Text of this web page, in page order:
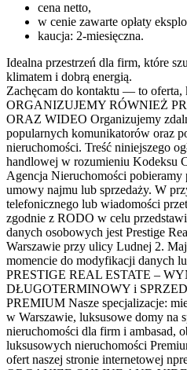
cena netto,
w cenie zawarte opłaty
kaucja: 2-miesięczna.
Idealna przestrzeń dla firm, które
klimatem i dobrą energią.
Zachęcam do kontaktu — to oferta,
ORGANIZUJEMY RÓWNIEŻ
ORAZ WIDEO Organizujemy
popularnych komunikatorów oraz
nieruchomości. Treść niniejszego
handlowej w rozumieniu Kodeksu
Agencja Nieruchomości
umowy najmu lub sprzedaży. W
telefonicznego lub wiadomości
zgodnie z RODO w celu
danych osobowych jest Prestige
Warszawie przy ulicy Ludnej 2.
momencie do modyfikacji danych
PRESTIGE REAL ESTATE –
DŁUGOTERMINOWY i
PREMIUM Nasze specjalizacje:
w Warszawie, luksusowe domy na
nieruchomości dla firm i ambasad,
luksusowych nieruchomości
ofert naszej stronie internetowej